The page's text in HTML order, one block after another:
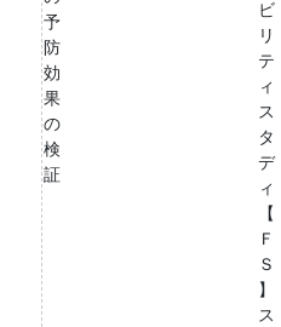
予
防
効
果
の
検
証
ビ
リ
テ
ィ
ス
タ
デ
ィ
【
Ｆ
Ｓ
】
ス